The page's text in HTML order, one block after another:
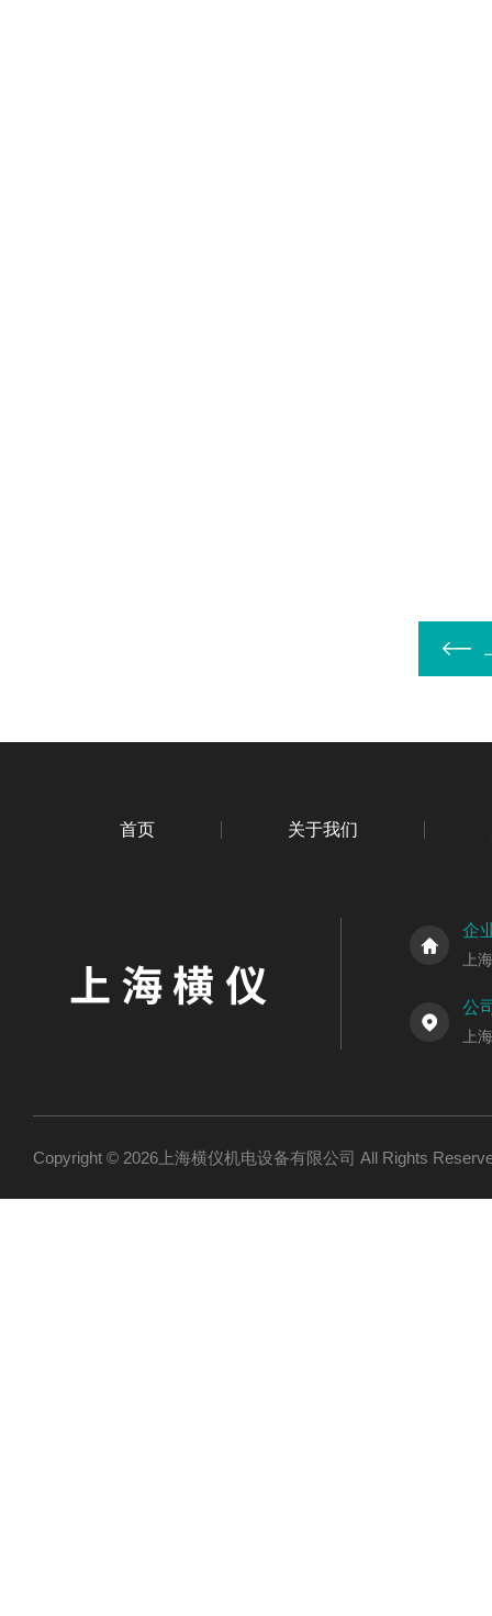
首页 关于我们
企
上
公
上
Copyright © 2026上海横仪机电设备有限公司 All Rights